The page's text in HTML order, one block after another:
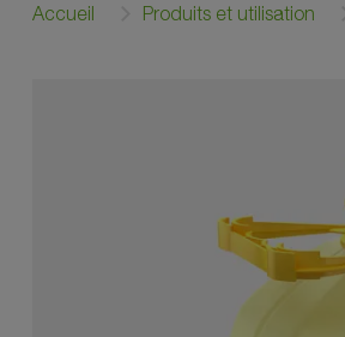
Accueil Produits et utilisation